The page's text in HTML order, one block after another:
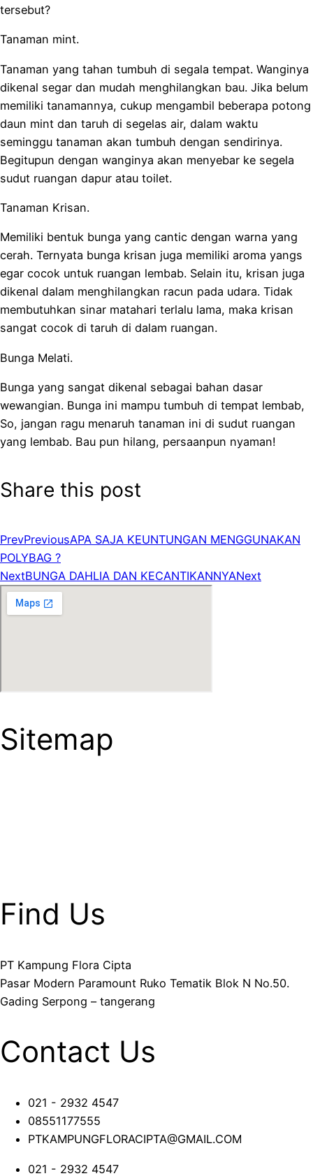
tersebut?
Tanaman mint.
Tanaman yang tahan tumbuh di segala tempat. Wanginya
dikenal segar dan mudah menghilangkan bau. Jika belum
memiliki tanamannya, cukup mengambil beberapa potong
daun mint dan taruh di segelas air, dalam waktu
seminggu tanaman akan tumbuh dengan sendirinya.
Begitupun dengan wanginya akan menyebar ke segela
sudut ruangan dapur atau toilet.
Tanaman Krisan.
Memiliki bentuk bunga yang cantic dengan warna yang
cerah. Ternyata bunga krisan juga memiliki aroma yangs
egar cocok untuk ruangan lembab. Selain itu, krisan juga
dikenal dalam menghilangkan racun pada udara. Tidak
membutuhkan sinar matahari terlalu lama, maka krisan
sangat cocok di taruh di dalam ruangan.
Bunga Melati.
Bunga yang sangat dikenal sebagai bahan dasar
wewangian. Bunga ini mampu tumbuh di tempat lembab,
So, jangan ragu menaruh tanaman ini di sudut ruangan
yang lembab. Bau pun hilang, persaanpun nyaman!
Share this post
PrevPreviousAPA SAJA KEUNTUNGAN MENGGUNAKAN
POLYBAG ?
NextBUNGA DAHLIA DAN KECANTIKANNYANext
Sitemap
Find Us
PT Kampung Flora Cipta
Pasar Modern Paramount Ruko Tematik Blok N No.50.
Gading Serpong – tangerang
Contact Us
021 - 2932 4547
08551177555
PTKAMPUNGFLORACIPTA@GMAIL.COM
021 - 2932 4547